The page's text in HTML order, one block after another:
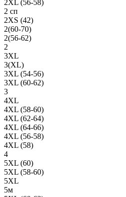
2XL (56-58)
2 сп
2XS (42)
2(60-70)
2(56-62)
2
3XL
3(XL)
3XL (54-56)
3XL (60-62)
3
4XL
4XL (58-60)
4XL (62-64)
4XL (64-66)
4XL (56-58)
4XL (58)
4
5XL (60)
5XL (58-60)
5XL
5м